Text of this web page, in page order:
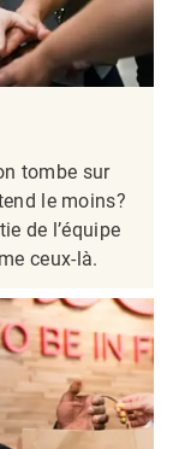
tombe sur
le moins?
de l’équipe
ceux-là.​​​​​​​